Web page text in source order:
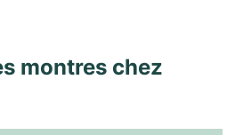
montres chez